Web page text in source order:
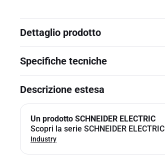
Dettaglio prodotto
Specifiche tecniche
Descrizione estesa
Un prodotto SCHNEIDER ELECTRIC
Scopri la serie SCHNEIDER ELECTRIC
Industry